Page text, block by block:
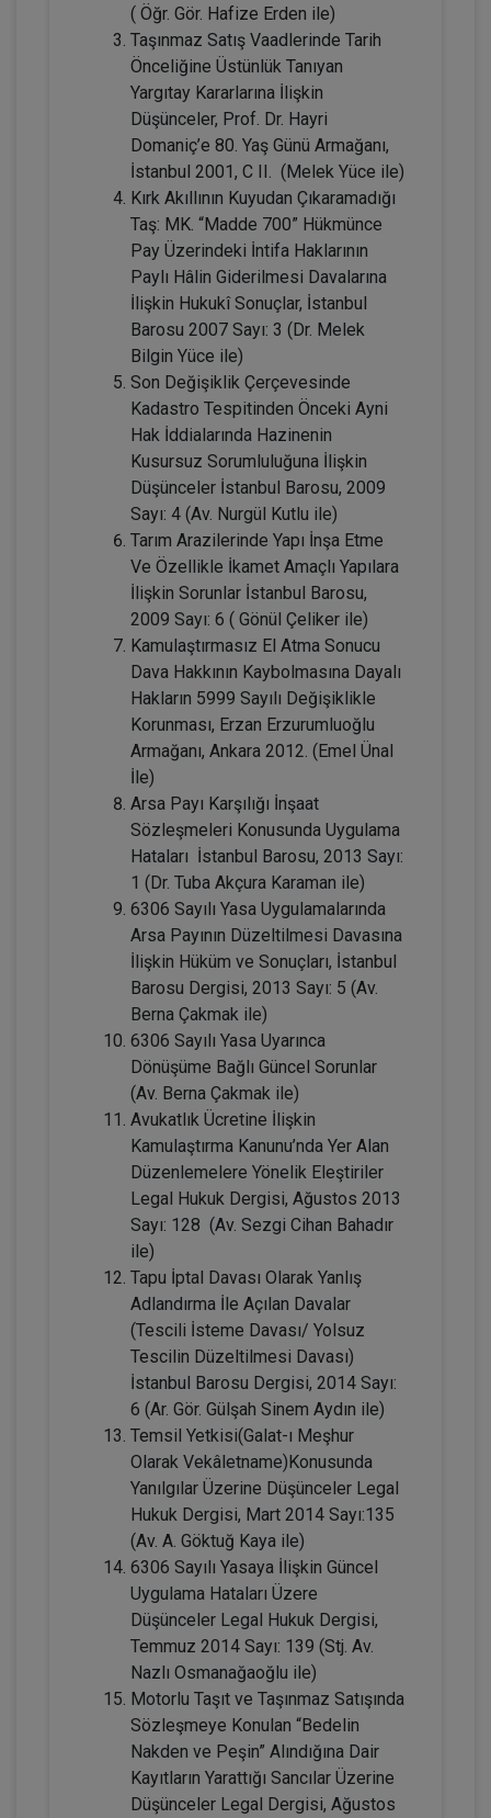
Taşınmaz Hukuku - IV. Medeni Hukuk
Kongresi - VII. Oturum
360 TL Sepete Ekle
Tüketici Hukuku Enstitüsü
Çocuk Hukuku - IV. Medeni Hukuk
Kongresi - V. Oturum
360 TL Sepete Ekle
Tüketici Hukuku Enstitüsü
Boşanma Hukuku - IV. Medeni Hukuk
Kongresi - III. Oturum
360 TL Sepete Ekle
Tüketici Hukuku Enstitüsü
Kişiler Hukuku - IV. Medeni Hukuk
Kongresi - I. Oturum
360 TL Sepete Ekle
Tüketici Hukuku Enstitüsü
Mal Rejimleri Hukuku - IV. Medeni Hukuk
Kongresi - IV. Oturum
360 TL Sepete Ekle
( Öğr. Gör. Hafize Erden ile)
Taşınmaz Satış Vaadlerinde Tarih
Önceliğine Üstünlük Tanıyan
Yargıtay Kararlarına İlişkin
Düşünceler, Prof. Dr. Hayri
Domaniç’e 80. Yaş Günü Armağanı,
İstanbul 2001, C II. (Melek Yüce ile)
Kırk Akıllının Kuyudan Çıkaramadığı
Taş: MK. “Madde 700” Hükmünce
Pay Üzerindeki İntifa Haklarının
Paylı Hâlin Giderilmesi Davalarına
İlişkin Hukukî Sonuçlar, İstanbul
Barosu 2007 Sayı: 3 (Dr. Melek
Bilgin Yüce ile)
Son Değişiklik Çerçevesinde
Kadastro Tespitinden Önceki Ayni
Hak İddialarında Hazinenin
Kusursuz Sorumluluğuna İlişkin
Düşünceler İstanbul Barosu, 2009
Sayı: 4 (Av. Nurgül Kutlu ile)
Tarım Arazilerinde Yapı İnşa Etme
Ve Özellikle İkamet Amaçlı Yapılara
İlişkin Sorunlar İstanbul Barosu,
2009 Sayı: 6 ( Gönül Çeliker ile)
Kamulaştırmasız El Atma Sonucu
Dava Hakkının Kaybolmasına Dayalı
Hakların 5999 Sayılı Değişiklikle
Korunması, Erzan Erzurumluoğlu
Armağanı, Ankara 2012. (Emel Ünal
İle)
Arsa Payı Karşılığı İnşaat
Sözleşmeleri Konusunda Uygulama
Hataları İstanbul Barosu, 2013 Sayı:
1 (Dr. Tuba Akçura Karaman ile)
6306 Sayılı Yasa Uygulamalarında
Arsa Payının Düzeltilmesi Davasına
İlişkin Hüküm ve Sonuçları, İstanbul
Barosu Dergisi, 2013 Sayı: 5 (Av.
Berna Çakmak ile)
6306 Sayılı Yasa Uyarınca
Dönüşüme Bağlı Güncel Sorunlar
(Av. Berna Çakmak ile)
Avukatlık Ücretine İlişkin
Kamulaştırma Kanunu’nda Yer Alan
Düzenlemelere Yönelik Eleştiriler
Legal Hukuk Dergisi, Ağustos 2013
Sayı: 128 (Av. Sezgi Cihan Bahadır
ile)
Tapu İptal Davası Olarak Yanlış
Adlandırma İle Açılan Davalar
(Tescili İsteme Davası/ Yolsuz
Tescilin Düzeltilmesi Davası)
İstanbul Barosu Dergisi, 2014 Sayı:
6 (Ar. Gör. Gülşah Sinem Aydın ile)
Temsil Yetkisi(Galat-ı Meşhur
Olarak Vekâletname)Konusunda
Yanılgılar Üzerine Düşünceler Legal
Hukuk Dergisi, Mart 2014 Sayı:135
(Av. A. Göktuğ Kaya ile)
6306 Sayılı Yasaya İlişkin Güncel
Uygulama Hataları Üzere
Düşünceler Legal Hukuk Dergisi,
Temmuz 2014 Sayı: 139 (Stj. Av.
Nazlı Osmanağaoğlu ile)
Motorlu Taşıt ve Taşınmaz Satışında
Sözleşmeye Konulan “Bedelin
Nakden ve Peşin” Alındığına Dair
Kayıtların Yarattığı Sancılar Üzerine
Düşünceler Legal Dergisi, Ağustos